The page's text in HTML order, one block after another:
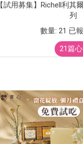
【試用募集】Richell利其
列
數量: 21 已
21篇